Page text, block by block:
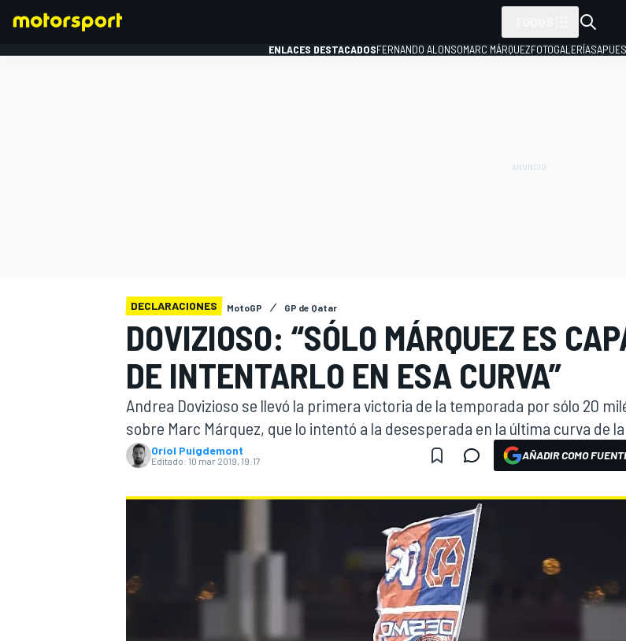
ENLACES DESTACADOSFERNANDO ALONSOMARC MÁRQUEZFOTOGALERÍAS
DECLARACIONES MotoGP GP de Qatar
DOVIZIOSO: “SÓLO MÁRQUEZ ES
DE INTENTARLO EN ESA CURVA”
Andrea Dovizioso se llevó la primera victoria de la temporada por sólo 20
sobre Marc Márquez, que lo intentó a la desesperada en la última curva de
Oriol Puigdemont
Editado: 10 mar 2019, 19:17 AÑADIR COMO